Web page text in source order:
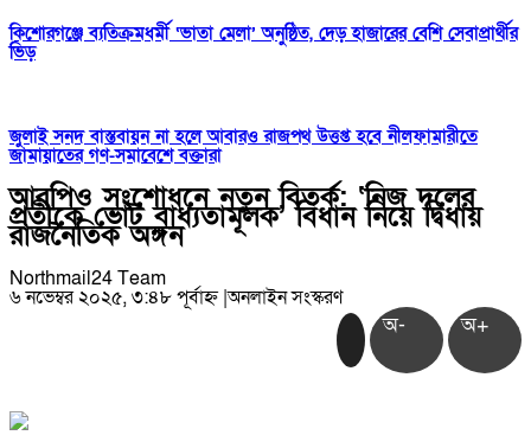
কিশোরগঞ্জে ব্যতিক্রমধর্মী ‘ভাতা মেলা’ অনুষ্ঠিত, দেড় হাজারের বেশি সেবাপ্রার্থীর
ভিড়
জুলাই সনদ বাস্তবায়ন না হলে আবারও রাজপথ উত্তপ্ত হবে নীলফামারীতে
জামায়াতের গণ-সমাবেশে বক্তারা
আরপিও সংশোধনে নতুন বিতর্ক: ‘নিজ দলের
প্রতীকে ভোট বাধ্যতামূলক’ বিধান নিয়ে দ্বিধায়
রাজনৈতিক অঙ্গন
Northmail24 Team
৬ নভেম্বর ২০২৫, ৩:৪৮ পূর্বাহ্ন|অনলাইন সংস্করণ
অ- অ+